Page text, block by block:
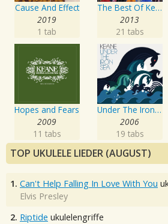
Cause And Effect
2019
1 tab
The Best Of Keane
2013
21 tabs
Hopes and Fears
2009
11 tabs
Under The Iron Sea
2006
19 tabs
TOP UKULELE LIEDER (AUGUST)
1. Can't Help Falling In Love With You
Elvis Presley
2. Riptide ukulelengriffe